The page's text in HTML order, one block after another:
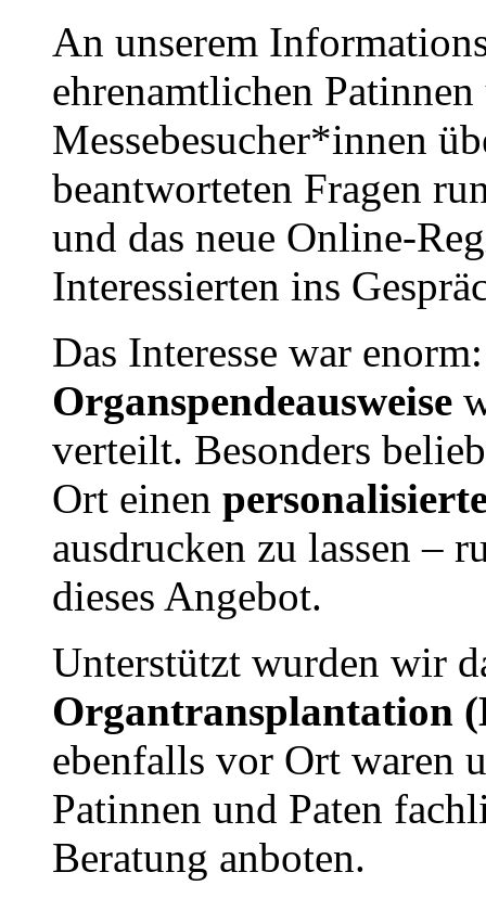
An unserem
ehrenamtlichen
Messebesucher*innen
beantworteten Fragen
und das neue Online-
Interessierten ins
Das Interesse war
Organspendeausweise
verteilt. Besonders
Ort einen
ausdrucken zu lassen –
dieses Angebot.
Unterstützt wurden wir
Organtransplantation
ebenfalls vor Ort waren
Patinnen und Paten
Beratung anboten.